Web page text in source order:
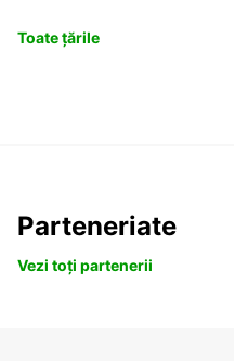
Toate țările
Parteneriate
Vezi toți partenerii